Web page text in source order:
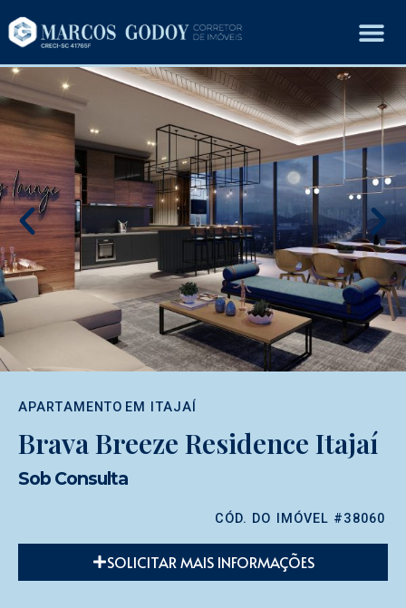
APARTAMENTO EM ITAJAÍ
Brava Breeze Residence Itajaí
Sob Consulta
CÓD. DO IMÓVEL #38060
SOLICITAR MAIS INFORMAÇÕES